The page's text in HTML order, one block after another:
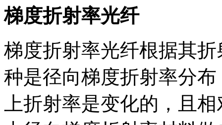
梯度折射率光纤
梯度折射率光纤根据其
种是径向梯度折射率分
上折射率是变化的，且